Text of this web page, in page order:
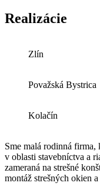
Realizácie
Zlín
Považská Bystrica
Kolačín
Sme malá rodinná firma,
v oblasti stavebníctva a
zameraná na strešné
montáž strešných okien a